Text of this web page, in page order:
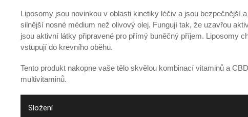
Liposomy jsou novinkou v oblasti kinetiky léčiv a jsou bezpečnější
silnější nosné médium než olivový olej. Fungují tak, že uzavřou
jsou aktivní látky připravené pro přímý buněčný příjem. Liposomy
vstupují do krevního oběhu.
Tento produkt nakopne vaše tělo skvělou kombinací vitaminů a
multivitaminů.
Složení